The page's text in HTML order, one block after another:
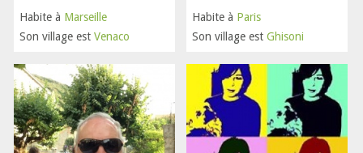
Habite à Marseille
Son village est Venaco
Habite à Paris
Son village est Ghisoni